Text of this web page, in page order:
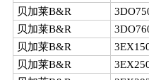
贝加莱B&R
贝加莱B&R
贝加莱B&R
贝加莱B&R